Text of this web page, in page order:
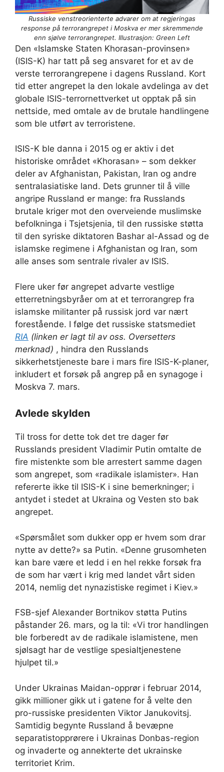
Russiske venstreorienterte advarer om at regjeringas
response på terrorangrepet i Moskva er mer skremmende
enn sjølve terrorangrepet. Illustrasjon: Green Left
Den «Islamske Staten Khorasan-provinsen»
(ISIS-K) har tatt på seg ansvaret for et av de
verste terrorangrepene i dagens Russland. Kort
tid etter angrepet la den lokale avdelinga av det
globale ISIS-terrornettverket ut opptak på sin
nettside, med omtale av de brutale handlingene
som ble utført av terroristene.
ISIS-K ble danna i 2015 og er aktiv i det
historiske området «Khorasan» – som dekker
deler av Afghanistan, Pakistan, Iran og andre
sentralasiatiske land. Dets grunner til å ville
angripe Russland er mange: fra Russlands
brutale kriger mot den overveiende muslimske
befolkninga i Tsjetsjenia, til den russiske støtta
til den syriske diktatoren Bashar al-Assad og de
islamske regimene i Afghanistan og Iran, som
alle anses som sentrale rivaler av ISIS.
Flere uker før angrepet advarte vestlige
etterretningsbyråer om at et terrorangrep fra
islamske militanter på russisk jord var nært
forestående. I følge det russiske statsmediet
RIA (linken er lagt til av oss. Oversetters
merknad) , hindra den Russlands
sikkerhetstjeneste bare i mars fire ISIS-K-planer,
inkludert et forsøk på angrep på en synagoge i
Moskva 7. mars.
Avlede skylden
Til tross for dette tok det tre dager før
Russlands president Vladimir Putin omtalte de
fire mistenkte som ble arrestert samme dagen
som angrepet, som «radikale islamister». Han
refererte ikke til ISIS-K i sine bemerkninger; i
antydet i stedet at Ukraina og Vesten sto bak
angrepet.
«Spørsmålet som dukker opp er hvem som drar
nytte av dette?» sa Putin. «Denne grusomheten
kan bare være et ledd i en hel rekke forsøk fra
de som har vært i krig med landet vårt siden
2014, nemlig det nynazistiske regimet i Kiev.»
FSB-sjef Alexander Bortnikov støtta Putins
påstander 26. mars, og la til: «Vi tror handlingen
ble forberedt av de radikale islamistene, men
sjølsagt har de vestlige spesialtjenestene
hjulpet til.»
Under Ukrainas Maidan-opprør i februar 2014,
gikk millioner gikk ut i gatene for å velte den
pro-russiske presidenten Viktor Janukovitsj.
Samtidig begynte Russland å bevæpne
separatistopprørere i Ukrainas Donbas-region
og invaderte og annekterte det ukrainske
territoriet Krim.